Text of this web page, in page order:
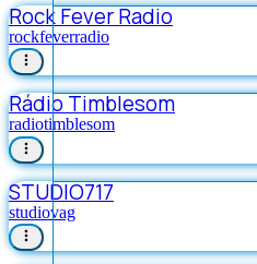
Rock Fever Radio
rockfeverradio
Rádio Timblesom
radiotimblesom
STUDIO717
studiovag